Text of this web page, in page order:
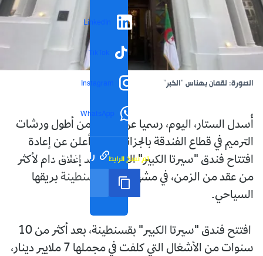
LinkedIn
TikTok
Instagram
WhatsApp
رابط مختصر تم نسخ الرابط
الصورة: لقمان بهناس "الخبر"
أُسدل الستار، اليوم، رسميا عن واحدة من أطول ورشات
الترميم في قطاع الفندقة بالجزائر، حيث أعلن عن إعادة
افتتاح فندق "سيرتا الكبير" العريق، بعد إغلاق دام لأكثر
من عقد من الزمن، في مشهد يعيد لقسنطينة بريقها
السياحي.
افتتح فندق "سيرتا الكبير" بقسنطينة، بعد أكثر من 10
سنوات من الأشغال التي كلفت في مجملها 7 ملايير دينار،